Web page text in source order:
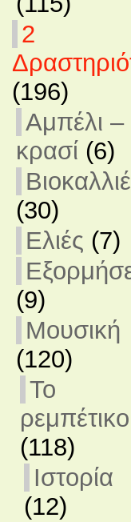
2
(196)
Αμπέλι –
κρασί (6)
(30)
Ελιές (7)
(9)
Μουσική
(120)
Το
ρεμπέτικο
(118)
Ιστορία
(12)